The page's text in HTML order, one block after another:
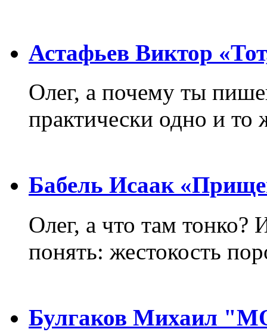
Астафьев Виктор
Олег, а почему ты
практически одно и то
Бабель Исаак
Олег, а что там тонко?
понять: жестокость
Булгаков Михаил